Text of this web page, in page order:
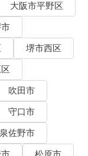
大阪市平野区
堺市西区
吹田市
守口市
泉佐野市